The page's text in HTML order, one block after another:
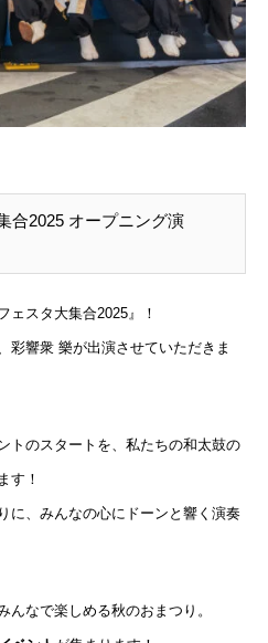
合2025 オープニング演
ェスタ大集合2025』！
彩響衆 樂が出演させていただきま
トのスタートを、私たちの和太鼓の
す！
に、みんなの心にドーンと響く演奏
んなで楽しめる秋のおまつり。